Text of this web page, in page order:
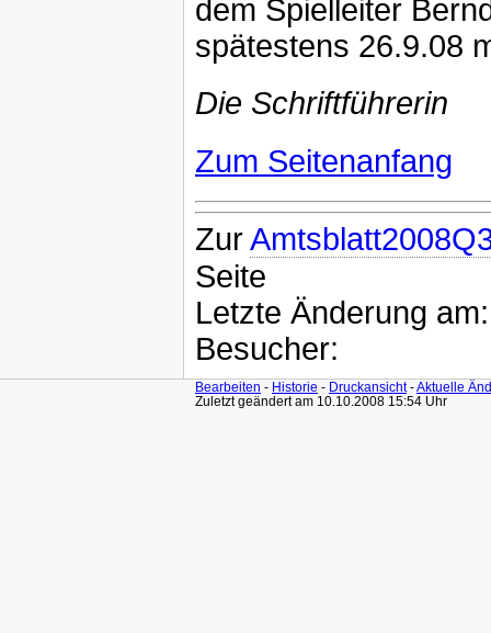
dem Spielleiter
spätestens 26.9.08
Die Schriftführerin
Zum Seitenanfang
Zur
Seite
Letzte Änderung
Besucher:
Bearbeiten - Historie - Druckansicht-Aktuelle
Zuletzt geändert am 10.10.2008 15:54 Uhr